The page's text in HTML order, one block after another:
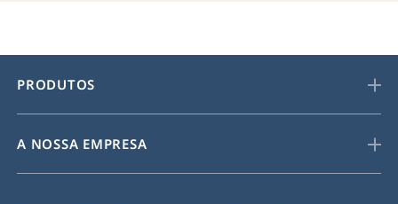
PRODUTOS
A NOSSA EMPRESA